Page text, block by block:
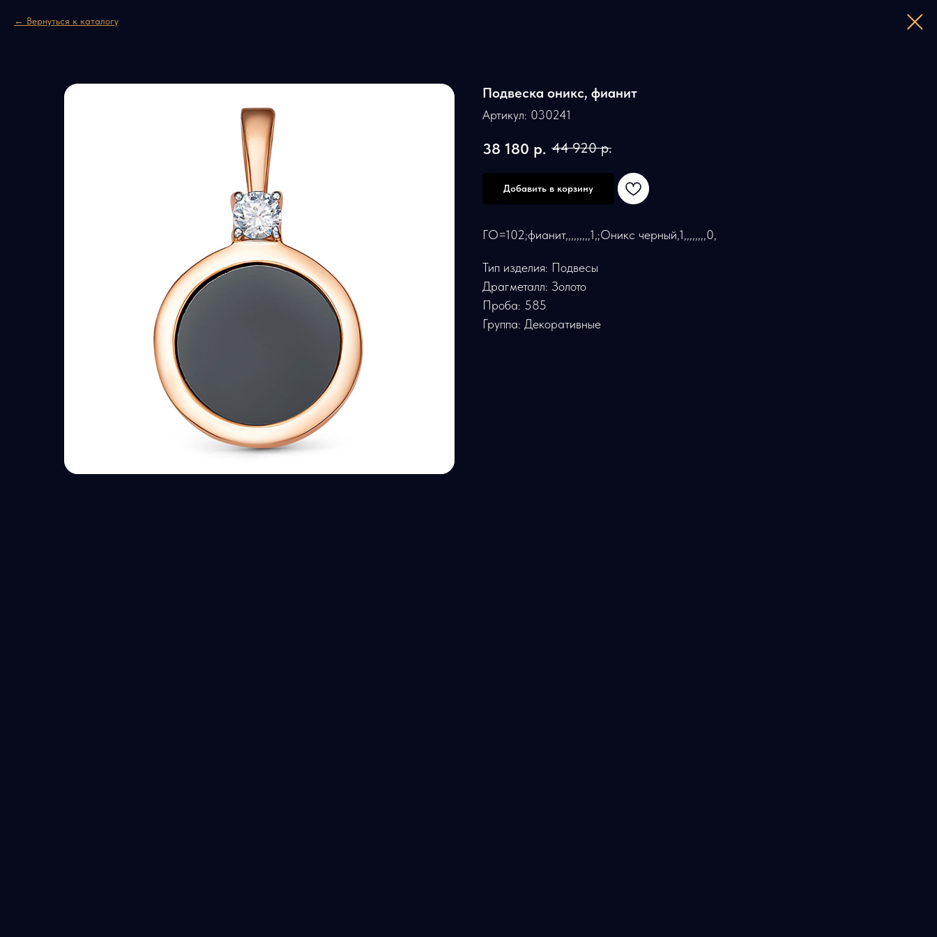
Вернуться к каталогу
Подвеска оникс, фианит
Артикул: 030241
38 180 р. 44 920 р.
Добавить в корзину
ГО=102;фианит,,,,,,,,,1,;Оникс черный,1,,,,,,,,0,
Тип изделия: Подвесы
Драгметалл: Золото
Проба: 585
Группа: Декоративные